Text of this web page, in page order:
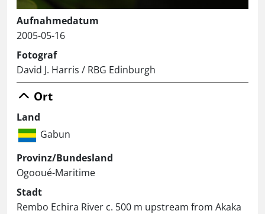
Aufnahmedatum
2005-05-16
Fotograf
David J. Harris / RBG Edinburgh
Ort
Land
Gabun
Provinz/Bundesland
Ogooué-Maritime
Stadt
Rembo Echira River c. 500 m upstream from Akaka